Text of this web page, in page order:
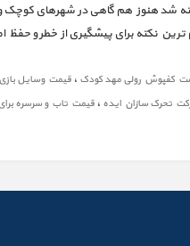
هنوز هم گاهی در شهرهای کوچک
نکته برای پیشگیری از خطر و
کفپوش رولی مهد کودک ، قیمت وسایل
تحرک سازان ایده ، قیمت تاب و سرسره